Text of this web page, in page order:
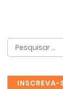
INSCREVA-